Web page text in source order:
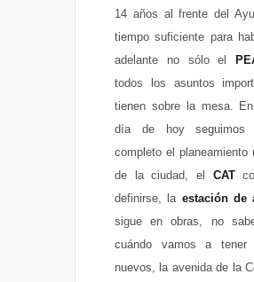
14 años al frente del
tiempo suficiente para
adelante no sólo el
todos los asuntos
tienen sobre la mesa.
día de hoy seguimos
completo el planeamiento
de la ciudad, el CAT
definirse, la estación de
sigue en obras, no
cuándo vamos a tener
nuevos, la avenida de la